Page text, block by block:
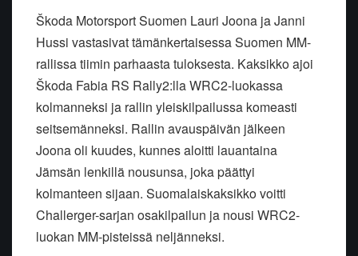
Škoda Motorsport Suomen Lauri Joona ja Janni
Hussi vastasivat tämänkertaisessa Suomen MM-
rallissa tiimin parhaasta tuloksesta. Kaksikko ajoi
Škoda Fabia RS Rally2:lla WRC2-luokassa
kolmanneksi ja rallin yleiskilpailussa komeasti
seitsemänneksi. Rallin avauspäivän jälkeen
Joona oli kuudes, kunnes aloitti lauantaina
Jämsän lenkillä nousunsa, joka päättyi
kolmanteen sijaan. Suomalaiskaksikko voitti
Challerger-sarjan osakilpailun ja nousi WRC2-
luokan MM-pisteissä neljänneksi.